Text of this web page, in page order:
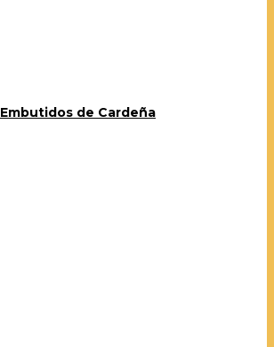
Embutidos de Cardeña